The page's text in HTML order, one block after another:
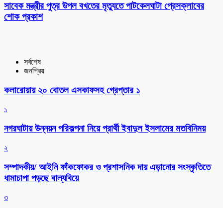
সাবেক মন্ত্রীর পুত্র উপল বখতের মৃত্যুতে পাটকেলঘাটা প্রেসক্লাবের
শোক প্রকাশ
সর্বশেষ
জনপ্রিয়
কলারোয়ায় ২০ বোতল এসকাফসহ গ্রেপ্তার ১
১
নগরঘাটায় উন্নয়ন পরিকল্পনা নিয়ে প্রার্থী ইবাদুল ইসলামের মতবিনিময়
২
সম্পাদকীয়/ আইনি ফাঁকফোকর ও প্রশাসনিক দায় এড়ানোর সংস্কৃতিতে
ধামাচাপা পড়ছে বাল্যবিয়ে
৩